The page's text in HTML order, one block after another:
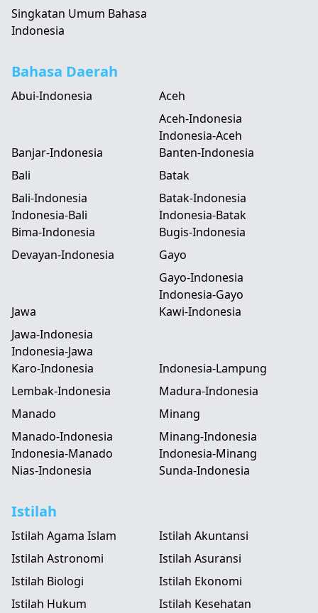
Singkatan Umum Bahasa
Indonesia
Bahasa Daerah
Abui-Indonesia
Aceh
Aceh-Indonesia
Indonesia-Aceh
Banjar-Indonesia
Banten-Indonesia
Bali
Bali-Indonesia
Indonesia-Bali
Batak
Batak-Indonesia
Indonesia-Batak
Bima-Indonesia
Bugis-Indonesia
Devayan-Indonesia
Gayo
Gayo-Indonesia
Indonesia-Gayo
Jawa
Jawa-Indonesia
Indonesia-Jawa
Kawi-Indonesia
Karo-Indonesia
Indonesia-Lampung
Lembak-Indonesia
Madura-Indonesia
Manado
Manado-Indonesia
Indonesia-Manado
Minang
Minang-Indonesia
Indonesia-Minang
Nias-Indonesia
Sunda-Indonesia
Istilah
Istilah Agama Islam
Istilah Akuntansi
Istilah Astronomi
Istilah Asuransi
Istilah Biologi
Istilah Ekonomi
Istilah Hukum
Istilah Kesehatan